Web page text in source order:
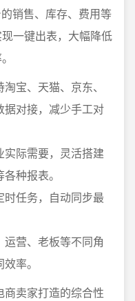
销售、库存、费用等
一键出表，大幅降低
宝、天猫、京东、
对接，减少手工对
际需要，灵活搭建
种报表。
任务，自动同步最
营、老板等不同角
率。
商卖家打造的综合性